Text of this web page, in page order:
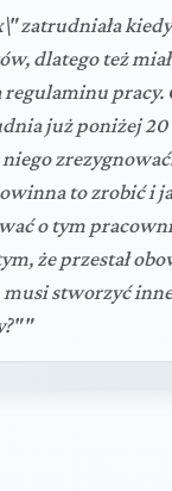
zatrudniała
dlatego też
pracy.
już poniżej 20
niego
to zrobić i
o tym
że przestał
stworzyć inne